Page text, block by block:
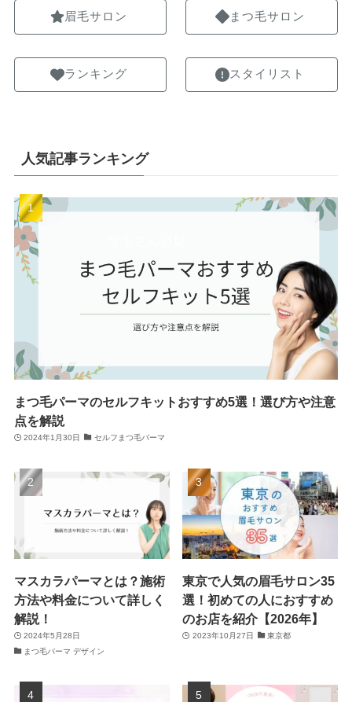
眉毛サロン
ランキング
まつ毛サロン
スタイリスト
人気記事ランキング
まつ毛パーマのセルフキットおすすめ5選！選び方や注意
点を解説
2024年1月30日 セルフまつ毛パーマ
マスカラパーマとは？施術
方法や料金について詳しく
解説！
2024年5月28日
まつ毛パーマ デザイン
東京で人気の眉毛サロン35
選！初めての人におすすめ
のお店を紹介【2026年】
2023年10月27日 東京都